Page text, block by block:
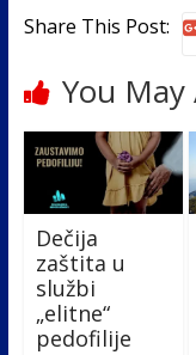
Share This Post:
You May
Dečija
zaštita u
službi
„elitne“
pedofilije